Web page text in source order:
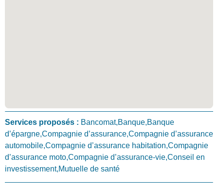
Services proposés : Bancomat,Banque,Banque
d’épargne,Compagnie d’assurance,Compagnie d’assurance
automobile,Compagnie d’assurance habitation,Compagnie
d’assurance moto,Compagnie d’assurance-vie,Conseil en
investissement,Mutuelle de santé